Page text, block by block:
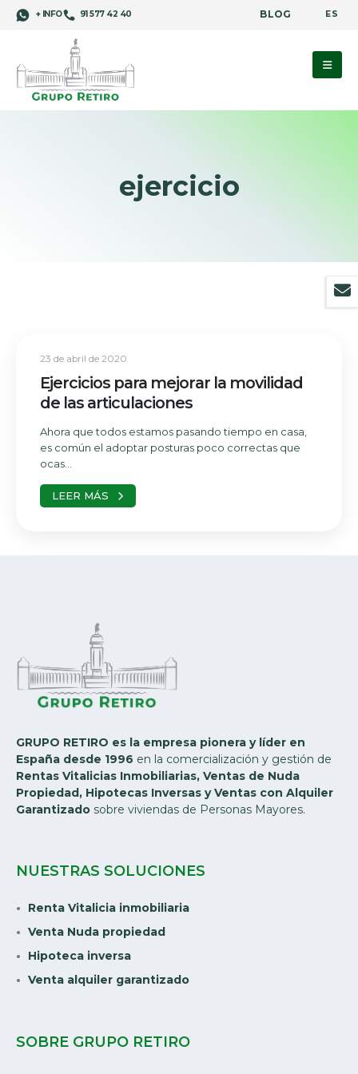
+ INFO 91 577 42 40 BLOG ES
ejercicio
23 de abril de 2020
Ejercicios para mejorar la movilidad
de las articulaciones
Ahora que todos estamos pasando tiempo en casa,
es común el adoptar posturas poco correctas que
ocas...
LEER MÁS
GRUPO RETIRO es la empresa pionera y líder en
España desde 1996 en la comercialización y gestión de
Rentas Vitalicias Inmobiliarias, Ventas de Nuda
Propiedad, Hipotecas Inversas y Ventas con Alquiler
Garantizado sobre viviendas de Personas Mayores.
NUESTRAS SOLUCIONES
Renta Vitalicia inmobiliaria
Venta Nuda propiedad
Hipoteca inversa
Venta alquiler garantizado
SOBRE GRUPO RETIRO